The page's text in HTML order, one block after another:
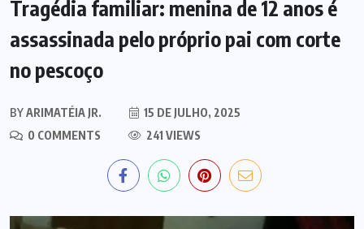
Tragédia familiar: menina de 12 anos é
assassinada pelo próprio pai com corte
no pescoço
BYARIMATÉIA JR.
15 DE JULHO, 2025
0 COMMENTS
241 VIEWS